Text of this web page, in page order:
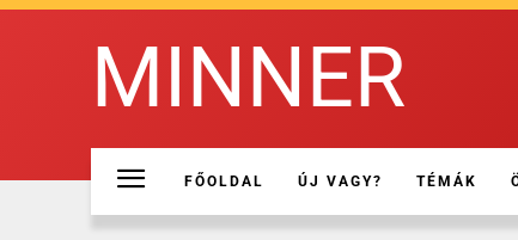
MINNER
FŐOLDAL ÚJ VAGY? TÉMÁK